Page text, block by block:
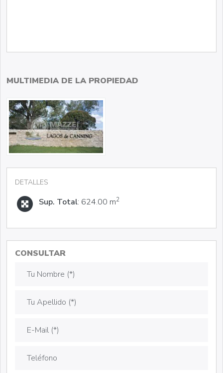
MULTIMEDIA DE LA PROPIEDAD
DETALLES
Sup. Total: 624.00 m2
CONSULTAR